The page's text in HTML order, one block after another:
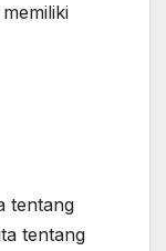
tentang
tentang